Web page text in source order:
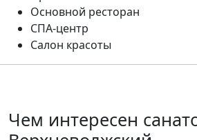
Основной ресторан
СПА-центр
Салон красоты
Чем интересен